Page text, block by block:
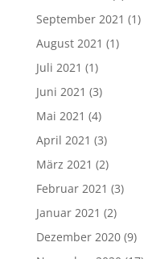
September 2021 (1)
August 2021 (1)
Juli 2021 (1)
Juni 2021 (3)
Mai 2021 (4)
April 2021 (3)
März 2021 (2)
Februar 2021 (3)
Januar 2021 (2)
Dezember 2020(9)